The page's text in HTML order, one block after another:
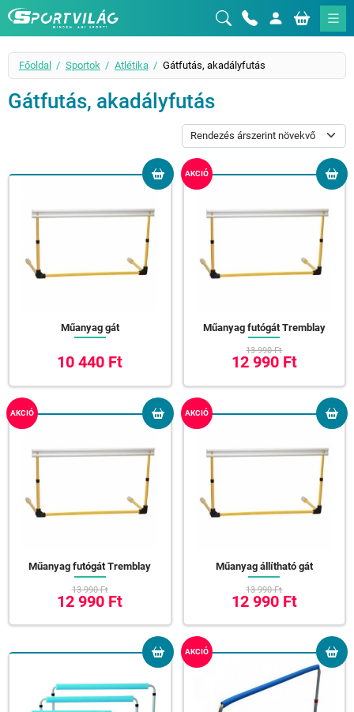
Sportvilág
Főoldal Sportok Atlétika Gátfutás, akadályfutás
Gátfutás, akadályfutás
Műanyag gát
10 440 Ft
AKCIÓ
Műanyag futógát Tremblay
13 990 Ft
12 990 Ft
AKCIÓ
Műanyag futógát Tremblay
13 990 Ft
12 990 Ft
AKCIÓ
Műanyag állítható gát
13 990 Ft
12 990 Ft
AKCIÓ